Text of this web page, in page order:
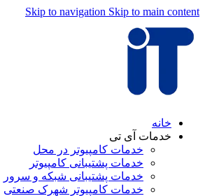
Skip to navigation Skip to main content
خانه
خدمات آی تی
خدمات کامپیوتر در محل
خدمات پشتیبانی کامپیوتر
خدمات پشتیبانی شبکه و سرور
خدمات کامپیوتر شهرک صنعتی